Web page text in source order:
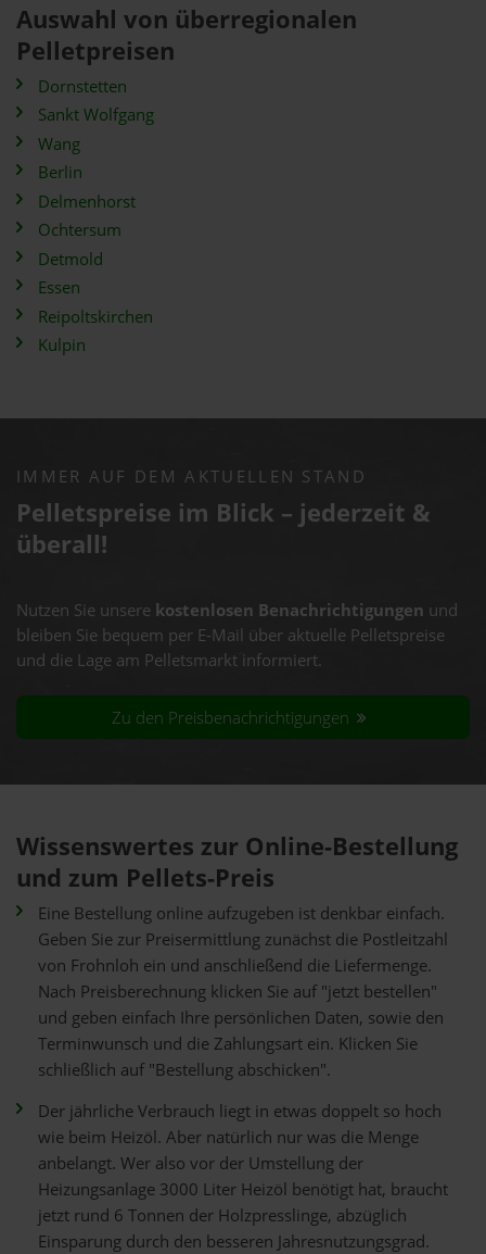
Auswahl von überregionalen
Pelletpreisen
Dornstetten
Sankt Wolfgang
Wang
Berlin
Delmenhorst
Ochtersum
Detmold
Essen
Reipoltskirchen
Kulpin
IMMER AUF DEM AKTUELLEN STAND
Pelletspreise im Blick – jederzeit &
überall!
Nutzen Sie unsere kostenlosen Benachrichtigungen und
bleiben Sie bequem per E-Mail über aktuelle Pelletspreise
und die Lage am Pelletsmarkt informiert.
Zu den Preisbenachrichtigungen
Wissenswertes zur Online-Bestellung
und zum Pellets-Preis
Eine Bestellung online aufzugeben ist denkbar einfach.
Geben Sie zur Preisermittlung zunächst die Postleitzahl
von Frohnloh ein und anschließend die Liefermenge.
Nach Preisberechnung klicken Sie auf "jetzt bestellen"
und geben einfach Ihre persönlichen Daten, sowie den
Terminwunsch und die Zahlungsart ein. Klicken Sie
schließlich auf "Bestellung abschicken".
Der jährliche Verbrauch liegt in etwas doppelt so hoch
wie beim Heizöl. Aber natürlich nur was die Menge
anbelangt. Wer also vor der Umstellung der
Heizungsanlage 3000 Liter Heizöl benötigt hat, braucht
jetzt rund 6 Tonnen der Holzpresslinge, abzüglich
Einsparung durch den besseren Jahresnutzungsgrad.